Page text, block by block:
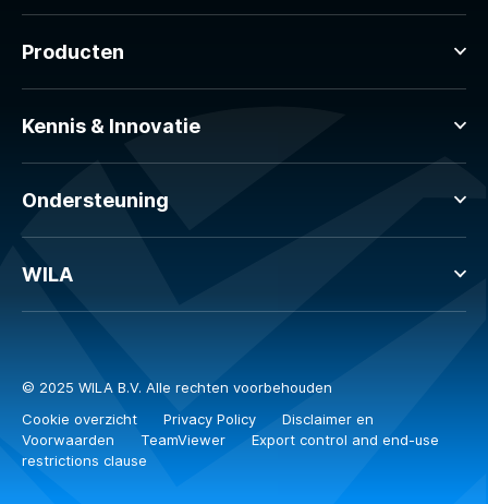
Producten
Kennis & Innovatie
Ondersteuning
WILA
© 2025 WILA B.V. Alle rechten voorbehouden
Cookie overzicht
Privacy Policy
Disclaimer en
Voorwaarden
TeamViewer
Export control and end-use
restrictions clause